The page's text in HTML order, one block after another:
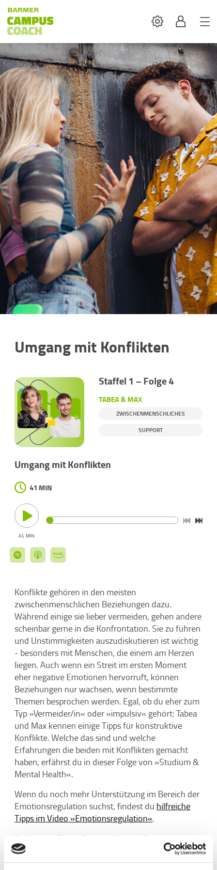
SettingsProfil
Umgang mit Konflikten
Staffel 1 – Folge 4
TABEA & MAX
ZWISCHENMENSCHLICHES
SUPPORT
Umgang mit Konflikten
41 MIN
41 MIN
Konflikte gehören in den meisten
zwischenmenschlichen Beziehungen dazu.
Während einige sie lieber vermeiden, gehen andere
scheinbar gerne in die Konfrontation. Sie zu führen
und Unstimmigkeiten auszudiskutieren ist wichtig
- besonders mit Menschen, die einem am Herzen
liegen. Auch wenn ein Streit im ersten Moment
eher negative Emotionen hervorruft, können
Beziehungen nur wachsen, wenn bestimmte
Themen besprochen werden. Egal, ob du eher zum
Typ »Vermeider/in« oder »impulsiv« gehört: Tabea
und Max kennen einige Tipps für konstruktive
Konflikte. Welche das sind und welche
Erfahrungen die beiden mit Konflikten gemacht
haben, erfährst du in dieser Folge von »Studium &
Mental Health«.
Wenn du noch mehr Unterstützung im Bereich der
Emotionsregulation suchst, findest du hilfreiche
Tipps im Video »Emotionsregulation«.
Disclaimer: Dieser Podcast bietet Informationen
über Psychologie, ersetzt jedoch keine
professionelle Beratung oder Psychotherapie.